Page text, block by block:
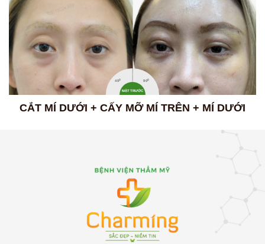
MẶT TRƯỚC
450 900
CẮT MÍ DƯỚI + CẤY MỠ MÍ TRÊN + MÍ DƯỚI